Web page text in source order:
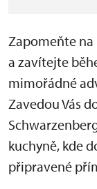
Zapomeňte na
a zavítejte
mimořádné
Zavedou Vás
kuchyně, kde
připravené